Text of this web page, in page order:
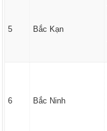
5 Bắc Kạn
6 Bắc Ninh